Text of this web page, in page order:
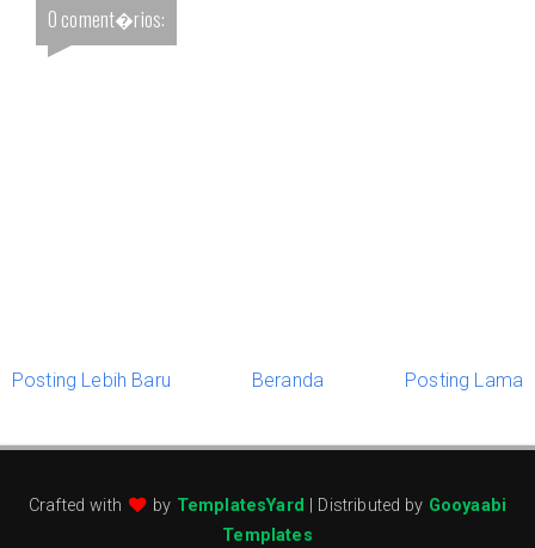
0 coment�rios:
Posting Lebih Baru Beranda Posting Lama
Crafted with by TemplatesYard | Distributed by Gooyaabi
Templates